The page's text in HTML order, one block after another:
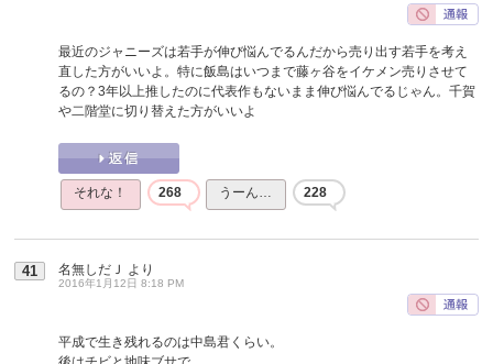
最近のジャニーズは若手が伸び悩んでるんだから売り出す若手を考え
直した方がいいよ。特に飯島はいつまで藤ヶ谷をイケメン売りさせて
るの？3年以上推したのに代表作もないまま伸び悩んでるじゃん。千賀
や二階堂に切り替えた方がいいよ
それな！ 268 うーん… 228
41 名無しだＪ より
2016年1月12日 8:18 PM
平成で生き残れるのは中島君くらい。